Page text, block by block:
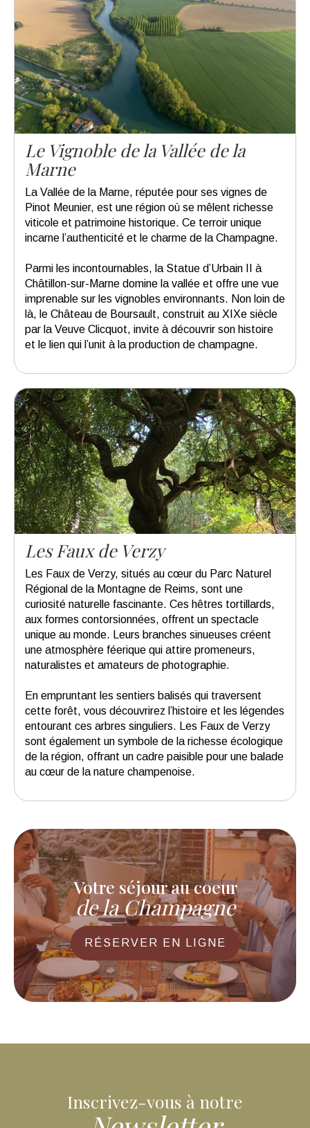
Le Vignoble de la Vallée de la
Marne
La Vallée de la Marne, réputée pour ses vignes de
Pinot Meunier, est une région où se mêlent richesse
viticole et patrimoine historique. Ce terroir unique
incarne l’authenticité et le charme de la Champagne.
Parmi les incontournables, la Statue d’Urbain II à
Châtillon-sur-Marne domine la vallée et offre une vue
imprenable sur les vignobles environnants. Non loin de
là, le Château de Boursault, construit au XIXe siècle
par la Veuve Clicquot, invite à découvrir son histoire
et le lien qui l’unit à la production de champagne.
Les Faux de Verzy
Les Faux de Verzy, situés au cœur du Parc Naturel
Régional de la Montagne de Reims, sont une
curiosité naturelle fascinante. Ces hêtres tortillards,
aux formes contorsionnées, offrent un spectacle
unique au monde. Leurs branches sinueuses créent
une atmosphère féerique qui attire promeneurs,
naturalistes et amateurs de photographie.
En empruntant les sentiers balisés qui traversent
cette forêt, vous découvrirez l’histoire et les légendes
entourant ces arbres singuliers. Les Faux de Verzy
sont également un symbole de la richesse écologique
de la région, offrant un cadre paisible pour une balade
au cœur de la nature champenoise.
Votre séjour au coeur
de la Champagne
RÉSERVER EN LIGNE
Inscrivez-vous à notre